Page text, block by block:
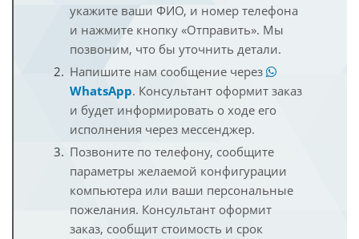
укажите ваши ФИО, и номер телефона
и нажмите кнопку «Отправить». Мы
позвоним, что бы уточнить детали.
Напишите нам сообщение через
WhatsApp. Консультант оформит заказ
и будет информировать о ходе его
исполнения через мессенджер.
Позвоните по телефону, сообщите
параметры желаемой конфигурации
компьютера или ваши персональные
пожелания. Консультант оформит
заказ, сообщит стоимость и срок